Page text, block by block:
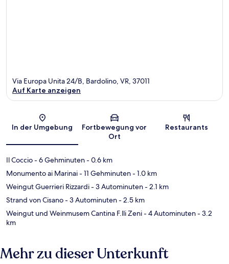
Karte
Via Europa Unita 24/B, Bardolino, VR, 37011
Auf Karte anzeigen
In der Umgebung
Fortbewegung vor
Ort
Restaurants
Il Coccio- 6 Gehminuten- 0.6 km
Monumento ai Marinai- 11 Gehminuten- 1.0 km
Weingut Guerrieri Rizzardi- 3 Autominuten- 2.1 km
Strand von Cisano- 3 Autominuten- 2.5 km
Weingut und Weinmusem Cantina F.lli Zeni- 4 Autominuten- 3.2
km
Mehr zu dieser Unterkunft